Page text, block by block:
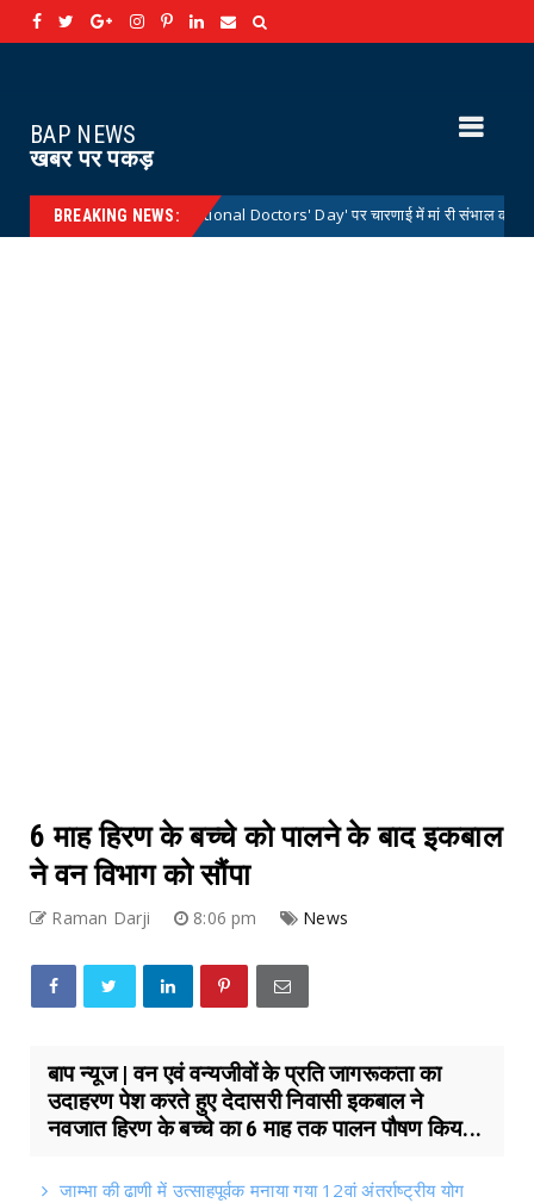
BAP NEWS
खबर पर पकड़
BREAKING NEWS:
डॉक्टर्स डे 'National Doctors' Day' पर चारणाई में मां री संभाल कार्यक्रम आयोजित
6 माह हिरण के बच्चे को पालने के बाद इकबाल
ने वन विभाग को सौंपा
Raman Darji 8:06 pm News
बाप न्यूज | वन एवं वन्यजीवों के प्रति जागरूकता का
उदाहरण पेश करते हुए देदासरी निवासी इकबाल ने
नवजात हिरण के बच्चे का 6 माह तक पालन पौषण किय...
जाम्भा की ढाणी में उत्साहपूर्वक मनाया गया 12वां अंतर्राष्ट्रीय योग